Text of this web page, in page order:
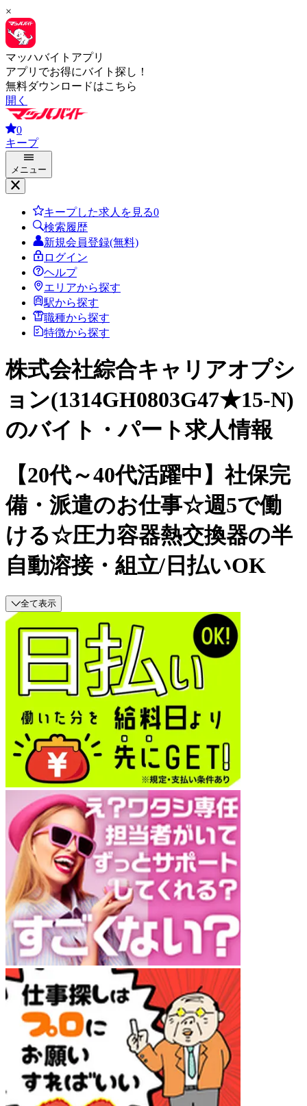
×
マッハバイトアプリ
アプリでお得にバイト探し！
無料ダウンロードはこちら
開く
0
キープ
メニュー
キープした求人を見る0
検索履歴
新規会員登録(無料)
ログイン
ヘルプ
エリアから探す
駅から探す
職種から探す
特徴から探す
株式会社綜合キャリアオプシ
ョン(1314GH0803G47★15-N)
のバイト・パート求人情報
【20代～40代活躍中】社保完
備・派遣のお仕事☆週5で働
ける☆圧力容器熱交換器の半
自動溶接・組立/日払いOK
全て表示